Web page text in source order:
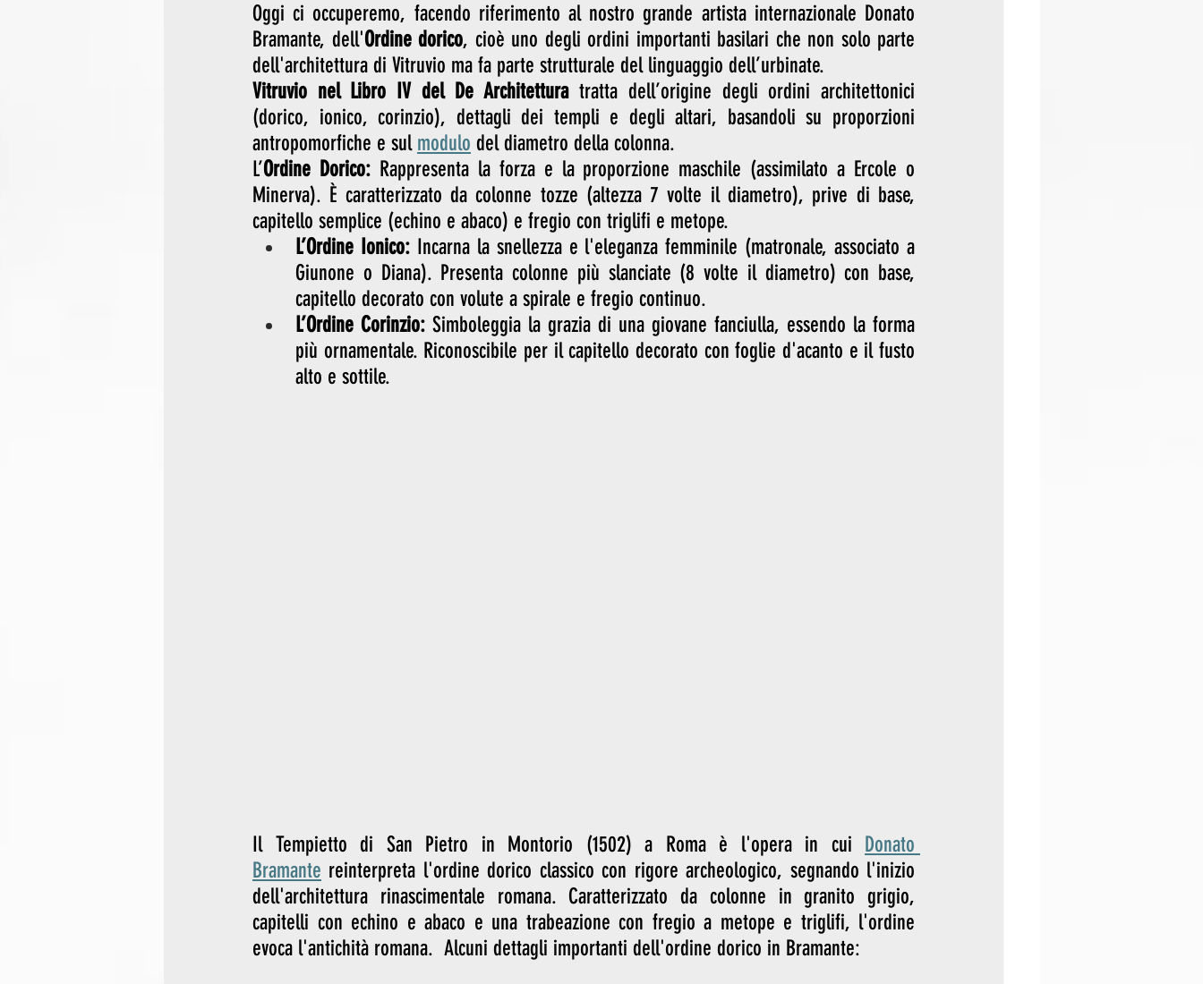
Oggi ci occuperemo, facendo riferimento al nostro grande artista internazionale Donato
Bramante, dell'Ordine dorico, cioè uno degli ordini importanti basilari che non solo parte
dell'architettura di Vitruvio ma fa parte strutturale del linguaggio dell’urbinate.
Vitruvio nel Libro IV del De Architettura tratta dell’origine degli ordini architettonici
(dorico, ionico, corinzio), dettagli dei templi e degli altari, basandoli su proporzioni
antropomorfiche e sul modulo del diametro della colonna.
L’Ordine Dorico: Rappresenta la forza e la proporzione maschile (assimilato a Ercole o
Minerva). È caratterizzato da colonne tozze (altezza 7 volte il diametro), prive di base,
capitello semplice (echino e abaco) e fregio con triglifi e metope.
L’Ordine Ionico: Incarna la snellezza e l'eleganza femminile (matronale, associato a
Giunone o Diana). Presenta colonne più slanciate (8 volte il diametro) con base,
capitello decorato con volute a spirale e fregio continuo.
L’Ordine Corinzio: Simboleggia la grazia di una giovane fanciulla, essendo la forma
più ornamentale. Riconoscibile per il capitello decorato con foglie d'acanto e il fusto
alto e sottile.
Il Tempietto di San Pietro in Montorio (1502) a Roma è l'opera in cui Donato
Bramante reinterpreta l'ordine dorico classico con rigore archeologico, segnando l'inizio
dell'architettura rinascimentale romana. Caratterizzato da colonne in granito grigio,
capitelli con echino e abaco e una trabeazione con fregio a metope e triglifi, l'ordine
evoca l'antichità romana.  Alcuni dettagli importanti dell'ordine dorico in Bramante: